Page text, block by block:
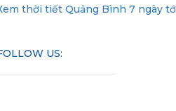
thời tiết Quảng Bình 7 ngày
US: